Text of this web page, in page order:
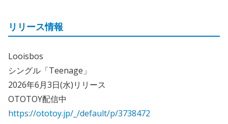
リリース情報
Looisbos
シングル「Teenage」
2026年6月3日(水)リリース
OTOTOY配信中
https://ototoy.jp/_/default/p/3738472